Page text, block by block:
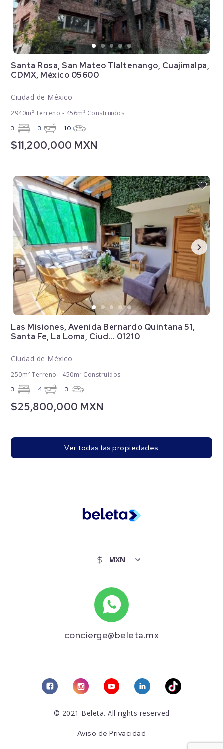
Santa Rosa, San Mateo Tlaltenango, Cuajimalpa,
CDMX, México 05600
Ciudad de México
2940m² Terreno - 456m² Construidos
3 3 10
$11,200,000 MXN
Las Misiones, Avenida Bernardo Quintana 51,
Santa Fe, La Loma, Ciud... 01210
Ciudad de México
250m² Terreno - 450m² Construidos
3 4 3
$25,800,000 MXN
Ver todas las propiedades
concierge@beleta.mx
© 2021 Beleta. All rights reserved
Aviso de Privacidad